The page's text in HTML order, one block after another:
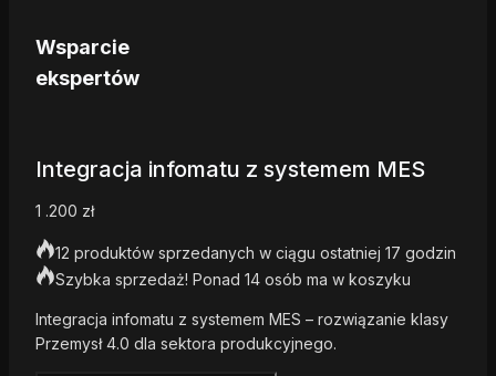
Wsparcie
ekspertów
Integracja infomatu z systemem MES
1 .200 zł
12 produktów sprzedanych w ciągu ostatniej 17 godzin
Szybka sprzedaż! Ponad 14 osób ma w koszyku
Integracja infomatu z systemem MES – rozwiązanie klasy
Przemysł 4.0 dla sektora produkcyjnego.